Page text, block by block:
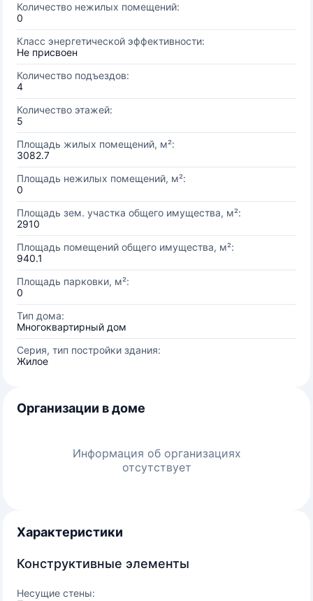
Количество нежилых помещений:
0
Класс энергетической эффективности:
Не присвоен
Количество подъездов:
4
Количество этажей:
5
Площадь жилых помещений, м²:
3082.7
Площадь нежилых помещений, м²:
0
Площадь зем. участка общего имущества, м²:
2910
Площадь помещений общего имущества, м²:
940.1
Площадь парковки, м²:
0
Тип дома:
Многоквартирный дом
Серия, тип постройки здания:
Жилое
Организации в доме
Информация об организациях
отсутствует
Характеристики
Конструктивные элементы
Несущие стены: